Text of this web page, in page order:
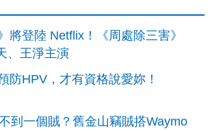
將登陸 Netflix！《周處除三害》
、王淨主演
防HPV，才有資格說愛妳！
到一個賊？舊金山竊賊搭Waymo